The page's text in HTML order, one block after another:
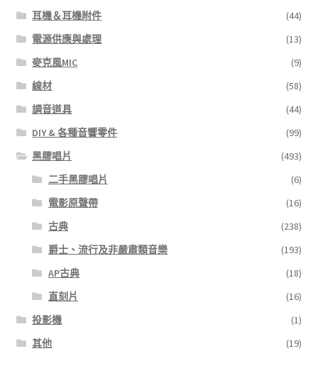
耳機＆耳機附件
(44)
電源供應與處理
(13)
麥克風MIC
(9)
線材
(58)
調音道具
(44)
DIY & 各種音響零件
(99)
黑膠唱片
(493)
二手黑膠唱片
(6)
電影原聲帶
(16)
古典
(238)
爵士、流行及非嚴肅類音樂
(193)
AP古典
(18)
直刻片
(16)
投影機
(1)
其他
(19)